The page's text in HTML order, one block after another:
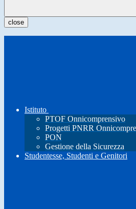
close
Istituto
PTOF Onnicomprensivo
Progetti PNRR
PON
Gestione della Sicurezza
Studentesse, Studenti e Genitori